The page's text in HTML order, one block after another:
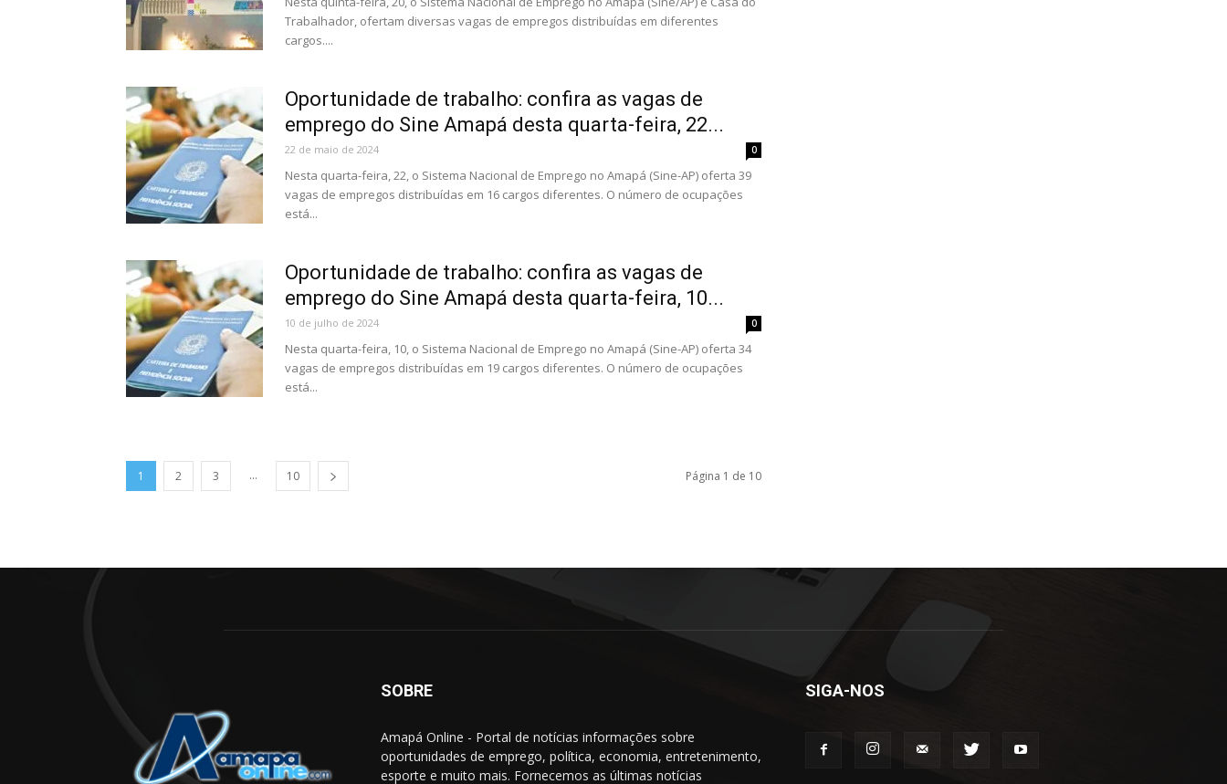
Trabalhador, ofertam diversas vagas de empregos distribuídas em diferentes
cargos....
Oportunidade de trabalho: confira as vagas de
emprego do Sine Amapá desta quarta-feira, 22...
22 de maio de 2024 0
Nesta quarta-feira, 22, o Sistema Nacional de Emprego no Amapá (Sine-AP) oferta 39
vagas de empregos distribuídas em 16 cargos diferentes. O número de ocupações
está...
Oportunidade de trabalho: confira as vagas de
emprego do Sine Amapá desta quarta-feira, 10...
10 de julho de 2024 0
Nesta quarta-feira, 10, o Sistema Nacional de Emprego no Amapá (Sine-AP) oferta 34
vagas de empregos distribuídas em 19 cargos diferentes. O número de ocupações
está...
1 2 3 ... 10 Página 1 de 10
SOBRE
Amapá Online - Portal de notícias informações sobre
oportunidades de emprego, política, economia, entretenimento,
esporte e muito mais. Fornecemos as últimas notícias
SIGA-NOS